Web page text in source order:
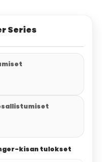
Series
kisan tulokset